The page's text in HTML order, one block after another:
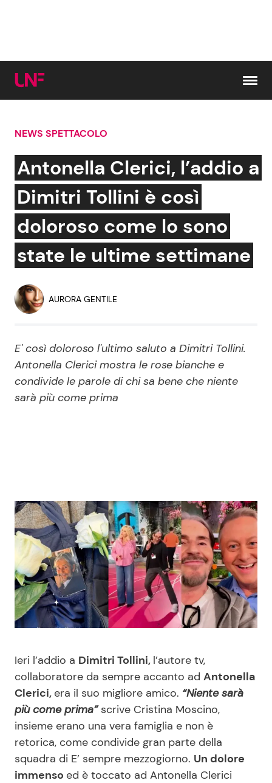
Cerca:
News e Cronaca
Attualità Italiana
Dal Mondo
Economia
Persone Scomparse
Politica
Gossip e TV
Bellezze VIP
Coppie VIP
Reality e Talent
Soap Opera
News Spettacolo
Benessere
Casa
Moda e Style
Mondo Mamma
News benessere
Salute
Viaggi e Turismo
Cucina e Ricette
Consigli di Cucina
Dolci
Le Ricette in TV
Primi Piatti
Ricette Facili e Veloci
Ricette Feste
NEWS SPETTACOLO
Antonella Clerici, l’addio a
Dimitri Tollini è così
doloroso come lo sono
state le ultime settimane
AURORA GENTILE
E' così doloroso l'ultimo saluto a Dimitri Tollini.
Antonella Clerici mostra le rose bianche e
condivide le parole di chi sa bene che niente
sarà più come prima
Ieri l’addio a Dimitri Tollini, l’autore tv,
collaboratore da sempre accanto ad Antonella
Clerici, era il suo migliore amico. “Niente sarà
più come prima”scrive Cristina Moscino,
insieme erano una vera famiglia e non è
retorica, come condivide gran parte della
squadra di E’ sempre mezzogiorno. Un dolore
immenso ed è toccato ad Antonella Clerici